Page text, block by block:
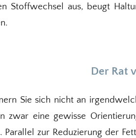
Stoffwechsel aus, beugt
Der Rat
Sie sich nicht an
zwar eine gewisse
Parallel zur Reduzierung der